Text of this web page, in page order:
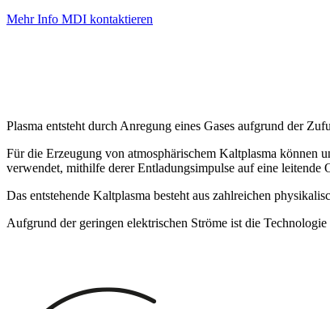
Mehr Info MDI kontaktieren
Plasma entsteht durch Anregung eines Gases aufgrund der
Für die Erzeugung von atmosphärischem Kaltplasma können
verwendet, mithilfe derer Entladungsimpulse auf eine
Das entstehende Kaltplasma besteht aus zahlreichen
Aufgrund der geringen elektrischen Ströme ist die